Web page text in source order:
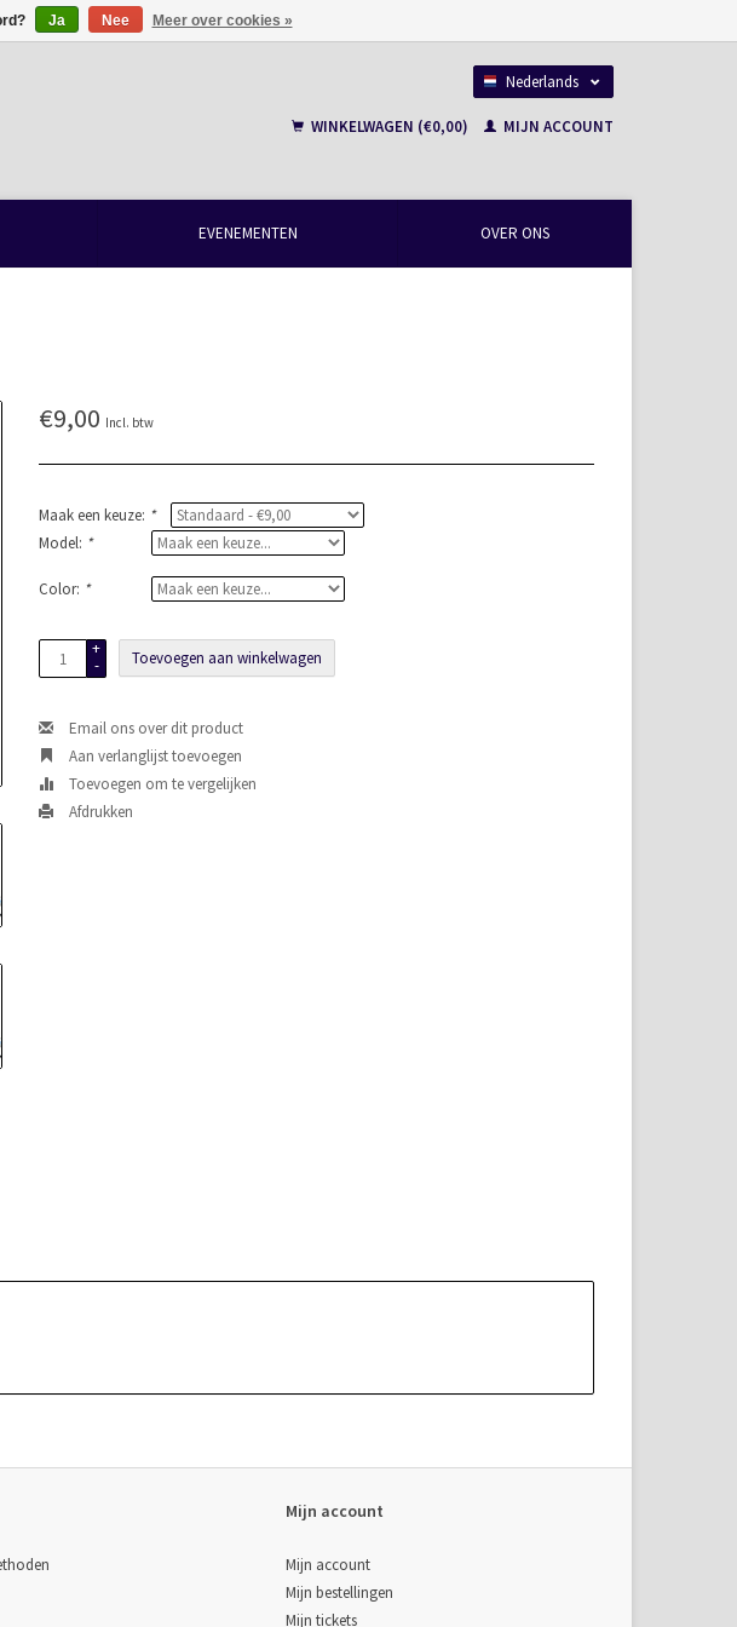
Nederlands
WINKELWAGEN (€0,00)
MIJN ACCOUNT
EVENEMENTEN OVER ONS
€9,00 Incl. btw
Maak een keuze: *
Model: *
Color: *
+
-
Toevoegen aan winkelwagen
Email ons over dit product
Aan verlanglijst toevoegen
Toevoegen om te vergelijken
Afdrukken
Mijn account
Mijn account
Mijn bestellingen
Mijn tickets
Ja Nee Meer over cookies »